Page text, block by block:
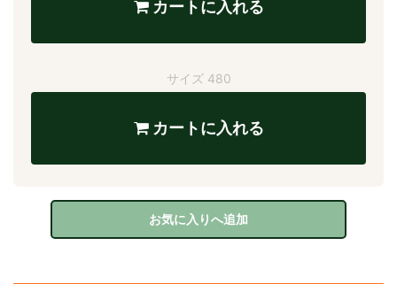
カートに入れる
サイズ 480
カートに入れる
お気に入りへ追加